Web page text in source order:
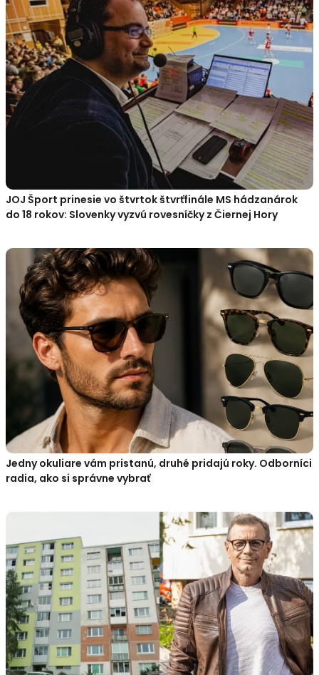
JOJ Šport prinesie vo štvrtok štvrťfinále MS hádzanárok
do 18 rokov: Slovenky vyzvú rovesníčky z Čiernej Hory
Jedny okuliare vám pristanú, druhé pridajú roky. Odborníci
radia, ako si správne vybrať